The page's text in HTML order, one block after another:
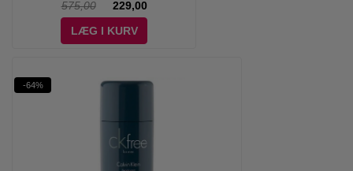
575,00
229,00
LÆG I KURV
-64%